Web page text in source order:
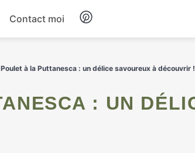
Contact moi
Poulet à la Puttanesca : un délice savoureux à découvrir !